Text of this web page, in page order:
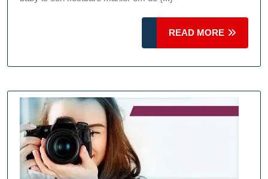
Zijn
Best!
READ MORE
MORE